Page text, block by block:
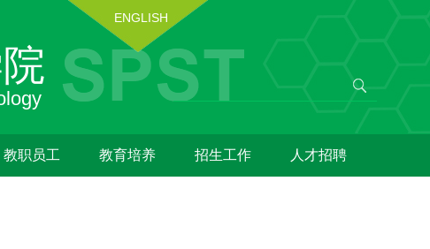
ENGLISH
教职员工 教育培养 招生工作 人才招聘